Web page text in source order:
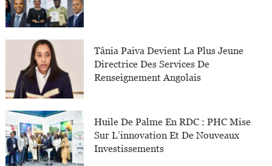
Tânia Paiva Devient La Plus Jeune
Directrice Des Services De
Renseignement Angolais
Huile De Palme En RDC : PHC Mise
Sur L’innovation Et De Nouveaux
Investissements